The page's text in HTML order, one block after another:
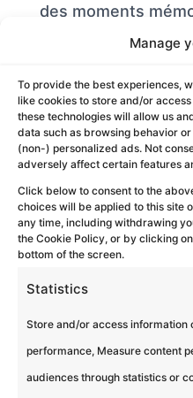
Manage
To provide the best experiences,
like cookies to store and/or
these technologies will allow us
data such as browsing behavior
(non-) personalized ads. Not
adversely affect certain features
Click below to consent to the
choices will be applied to this site
any time, including withdrawing
the Cookie Policy, or by clicking
bottom of the screen.
Statistics
Store and/or access information
performance, Measure content
audiences through statistics or
des moments
autres. Alors, de
La Révolution
Corporate : Top 10
byLouise Revert|Jun 9,
Actualités |